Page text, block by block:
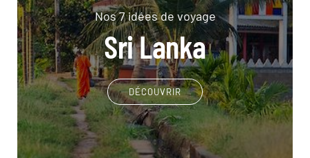
Nos 7 idées de voyage
Sri Lanka
DÉCOUVRIR